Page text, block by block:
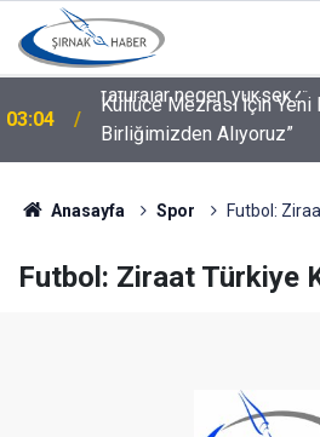
03:04
Küllüce Mezrası İçin Yeni
Birliğimizden Alıyoruz”
Anasayfa Spor Futbol:
Futbol: Ziraat Türkiye